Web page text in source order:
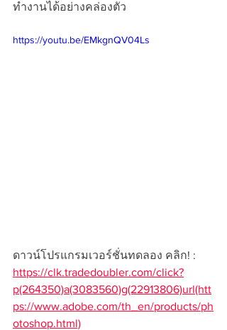
ทำงานได้อย่างคล่องตัว
https://youtu.be/EMkgnQV04Ls
ดาวน์โปรแกรมเวอร์ชั่นทดลอง คลิก! :
https://clk.tradedoubler.com/click?
p(264350)a(3083560)g(22913806)url(htt
ps://www.adobe.com/th_en/products/ph
otoshop.html)